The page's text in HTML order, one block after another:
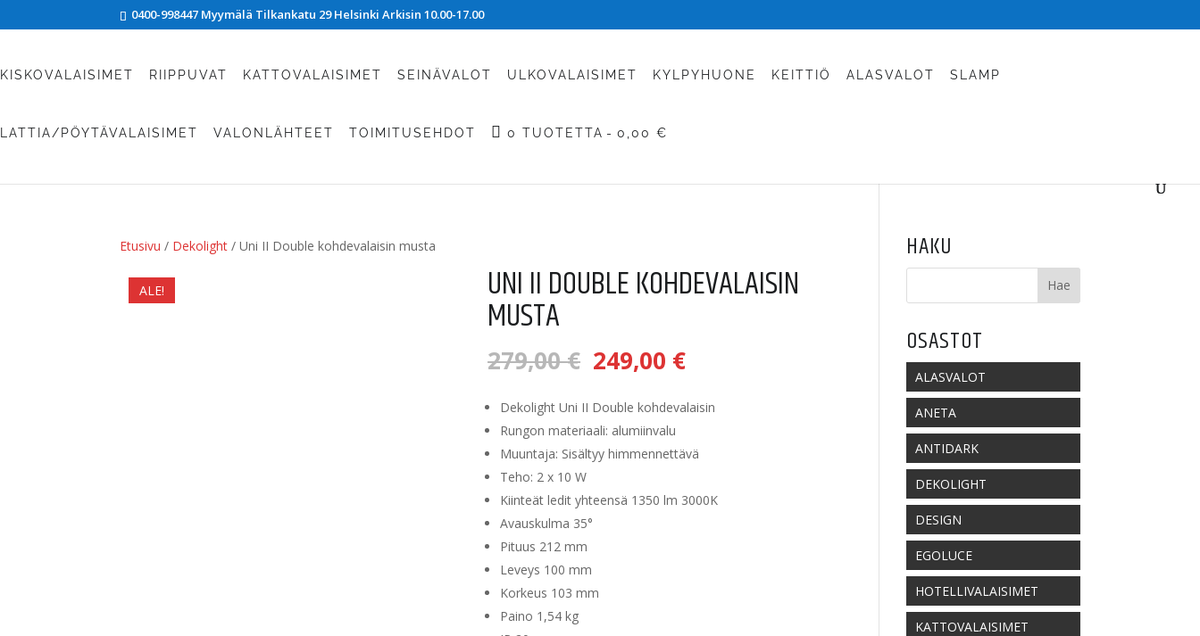
0400-998447 Myymälä Tilkankatu 29 Helsinki Arkisin 10.00-17.00
KISKOVALAISIMET RIIPPUVAT KATTOVALAISIMET SEINÄVALOT ULKOVALAISIMET KYLPYHUONE KEITTIÖ ALASVALOT SLAMP
LATTIA/PÖYTÄVALAISIMET VALONLÄHTEET TOIMITUSEHDOT 0 TUOTETTA 0,00 €
Etusivu / Dekolight / Uni II Double kohdevalaisin musta
ALE! UNI II DOUBLE KOHDEVALAISIN
MUSTA
279,00€ Alkuperäinen
hinta
oli:
279,00 €.
249,00 €Nykyinen
on:
249,00 €.
Dekolight Uni II Double kohdevalaisin
Rungon materiaali: alumiinvalu
Muuntaja: Sisältyy himmennettävä
Teho: 2 x 10 W
Kiinteät ledit yhteensä 1350 lm 3000K
Avauskulma 35°
Pituus 212 mm
Leveys 100 mm
Korkeus 103 mm
Paino 1,54 kg
HAKU
OSASTOT
ALASVALOT
ANETA
ANTIDARK
DEKOLIGHT
DESIGN
EGOLUCE
HOTELLIVALAISIMET
KATTOVALAISIMET